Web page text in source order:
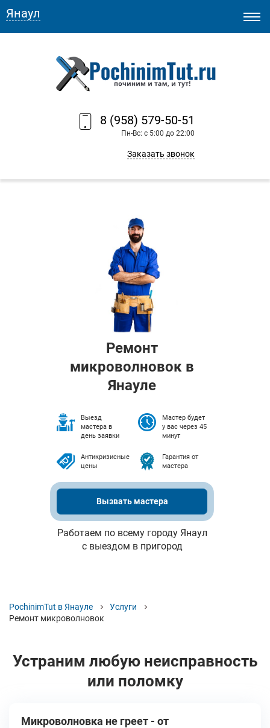
8 (958) 579-50-51
Пн-Вс: с 5:00 до 22:00
Заказать звонок
Янаул
Ремонт
микроволновок в
Янауле
Выезд
мастера в
день заявки
Мастер будет
у вас через 45
минут
Антикризисные
цены
Гарантия от
мастера
Вызвать мастера
Работаем по всему городу Янаул
с выездом в пригород
PochinimTut в Янауле
Услуги
Ремонт микроволновок
Устраним любую неисправность
или поломку
Микроволновка не греет - от